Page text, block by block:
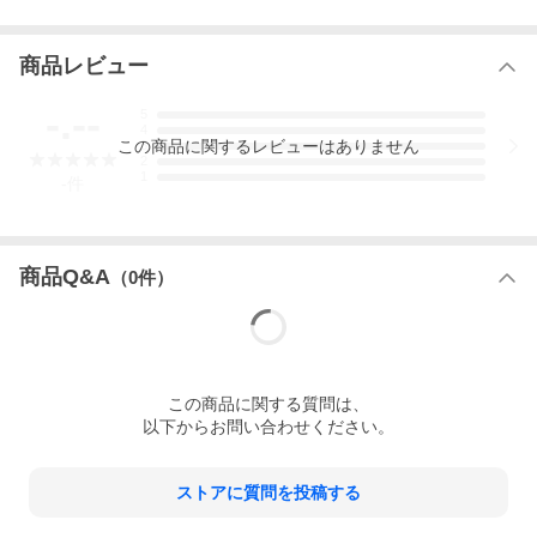
商品レビュー
3
この商品に関するレビューはありません
商品Q&A （0件）
この商品に関する質問は、
以下からお問い合わせください。
ストアに質問を投稿する